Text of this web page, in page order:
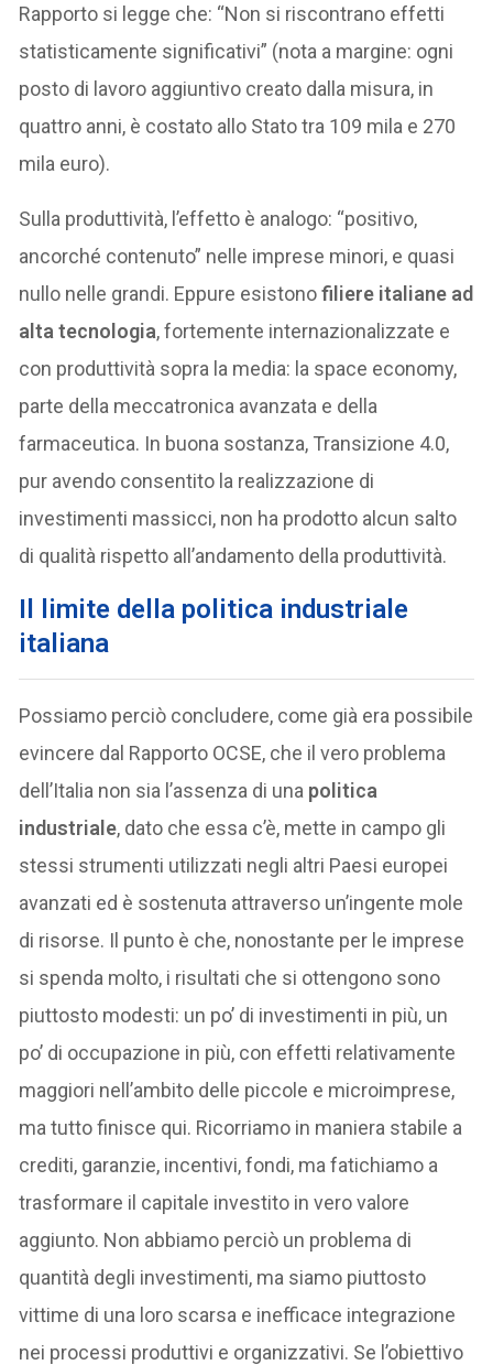
Rapporto si legge che: “Non si riscontrano effetti
statisticamente significativi” (nota a margine: ogni
posto di lavoro aggiuntivo creato dalla misura, in
quattro anni, è costato allo Stato tra 109 mila e 270
mila euro).
Sulla produttività, l’effetto è analogo: “positivo,
ancorché contenuto” nelle imprese minori, e quasi
nullo nelle grandi. Eppure esistonofiliere italiane ad
alta tecnologia, fortemente internazionalizzate e
con produttività sopra la media: la space economy,
parte della meccatronica avanzata e della
farmaceutica. In buona sostanza, Transizione 4.0,
pur avendo consentito la realizzazione di
investimenti massicci, non ha prodotto alcun salto
di qualità rispetto all’andamento della produttività.
Il limite della politica industriale
italiana
Possiamo perciò concludere, come già era possibile
evincere dal Rapporto OCSE, che il vero problema
dell’Italia non sia l’assenza di una politica
industriale, dato che essa c’è, mette in campo gli
stessi strumenti utilizzati negli altri Paesi europei
avanzati ed è sostenuta attraverso un’ingente mole
di risorse. Il punto è che, nonostante per le imprese
si spenda molto, i risultati che si ottengono sono
piuttosto modesti: un po’ di investimenti in più, un
po’ di occupazione in più, con effetti relativamente
maggiori nell’ambito delle piccole e microimprese,
ma tutto finisce qui. Ricorriamo in maniera stabile a
crediti, garanzie, incentivi, fondi, ma fatichiamo a
trasformare il capitale investito in vero valore
aggiunto. Non abbiamo perciò un problema di
quantità degli investimenti, ma siamo piuttosto
vittime di una loro scarsa e inefficace integrazione
nei processi produttivi e organizzativi. Se l’obiettivo